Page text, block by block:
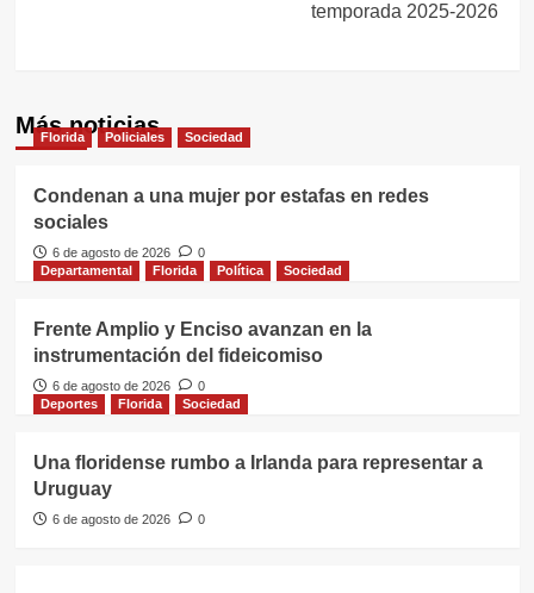
temporada 2025-2026
Más noticias
Florida Policiales Sociedad
Condenan a una mujer por estafas en redes
sociales
6 de agosto de 2026
0
Departamental
Florida Política Sociedad
Frente Amplio y Enciso avanzan en la
instrumentación del fideicomiso
6 de agosto de 2026
0
Deportes
Florida Sociedad
Una floridense rumbo a Irlanda para representar a
Uruguay
6 de agosto de 2026 0